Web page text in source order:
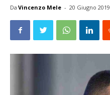
Da Vincenzo Mele - 20 Giugno 2019